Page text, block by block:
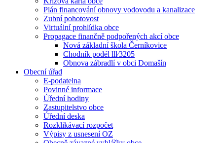
Plán financování obnovy vodovodu a kanalizace
Zubní pohotovost
Virtuální prohlídka obce
Propagace finančně podpořených akcí obce
Nová základní škola Černíkovice
Chodník podél lll⁄3205
Obnova zábradlí v obci Domašín
Obecní úřad
E-podatelna
Povinné informace
Úřední hodiny
Zastupitelstvo obce
Úřední deska
Rozklikávací rozpočet
Výpisy z usnesení OZ